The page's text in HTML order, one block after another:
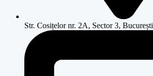
Str. Cosițelor nr. 2A, Sector 3, București